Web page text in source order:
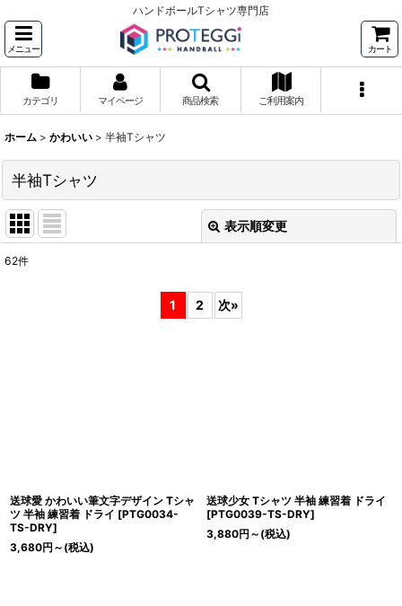
ハンドボールTシャツ専門店
メニュー カート
カテゴリ マイページ 商品検索 ご利用案内
ホーム > かわいい > 半袖Tシャツ
半袖Tシャツ
表示順変更
62件
1 2 次»
送球愛 かわいい筆文字デザイン Tシャ
ツ 半袖 練習着 ドライ [PTG0034-
TS-DRY]
3,680円 ～ (税込)
送球少女 Tシャツ 半袖 練習着 ドライ
[PTG0039-TS-DRY]
3,880円 ～ (税込)